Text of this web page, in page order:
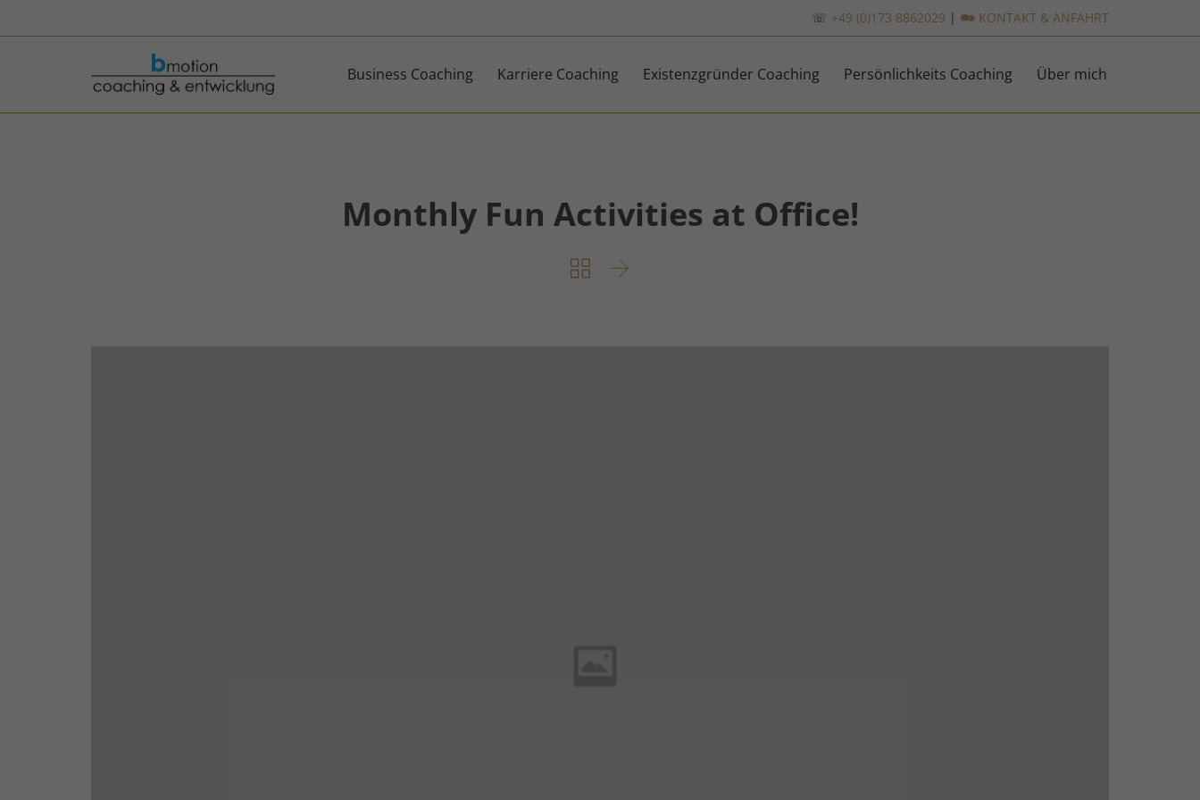
☏ +49 (0)173 8862029 | 🗪 KONTAKT & ANFAHRT
content
Business Coaching Karriere Coaching Existenzgründer Coaching Persönlichkeits Coaching Über mich
Monthly Fun Activities at Office!
 